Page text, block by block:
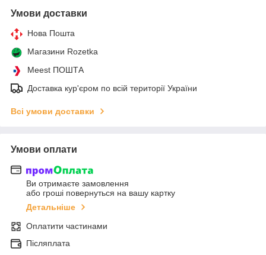
Умови доставки
Нова Пошта
Магазини Rozetka
Meest ПОШТА
Доставка кур'єром по всій території України
Всі умови доставки
Умови оплати
Ви отримаєте замовлення
або гроші повернуться на вашу картку
Детальніше
Оплатити частинами
Післяплата